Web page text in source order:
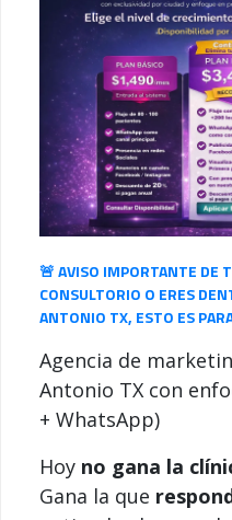
🚨 AVISO IMPORTANTE DE
CONSULTORIO O ERES
ANTONIO TX, ESTO ES
Agencia de
Antonio TX con
+ WhatsApp)
Hoy no gana la
Gana la que